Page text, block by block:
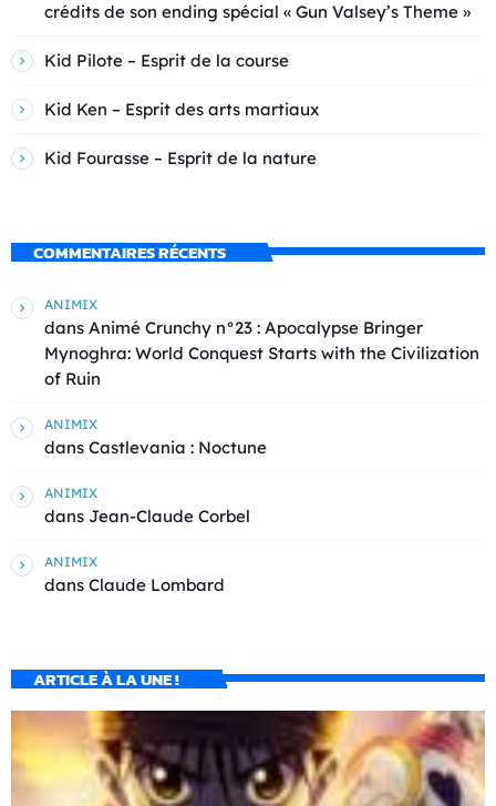
crédits de son ending spécial « Gun Valsey’s Theme »
Kid Pilote – Esprit de la course
Kid Ken – Esprit des arts martiaux
Kid Fourasse – Esprit de la nature
COMMENTAIRES RÉCENTS
ANIMIX
dans Animé Crunchy n°23 : Apocalypse Bringer
Mynoghra: World Conquest Starts with the Civilization
of Ruin
ANIMIX
dans Castlevania : Noctune
ANIMIX
dans Jean-Claude Corbel
ANIMIX
dans Claude Lombard
ARTICLE À LA UNE !